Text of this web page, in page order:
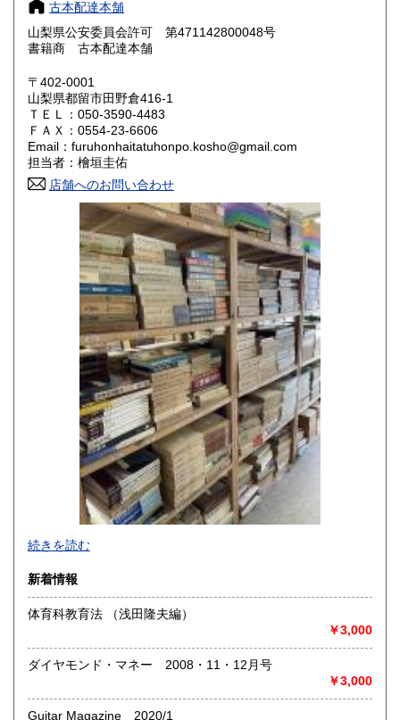
鳥取県 800円 島根県
岡山県
山口県 800円
香川県 800円 愛媛県
高知県 800円
800円 長崎県
800円 大分県
800円 鹿児島県
1,500円
古本配達本舗
山梨県公安委員会許可 第471142800048号
書籍商 古本配達本舗
〒402-0001
山梨県都留市田野倉416-1
ＴＥＬ：050-3590-4483
ＦＡＸ：0554-23-6606
Email：furuhonhaitatuhonpo.kosho@gmail.com
担当者：檜垣圭佑
店舗へのお問い合わせ
最寄駅：-
営業時間：-
定休日：-
書籍の買取について
取り扱い分野
続きを読む
新着情報
体育科教育法 （浅田隆夫編）
￥3,000
ダイヤモンド・マネー 2008・11・12月号
￥3,000
Guitar Magazine 2020/1